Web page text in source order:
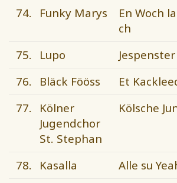
74. Funky Marys
En Woch
ch
75. Lupo Jespenster
76.
Bläck Fööss Et
77.
Kölner
Jugendchor
St. Stephan
Kölsche
78. Kasalla Alle su